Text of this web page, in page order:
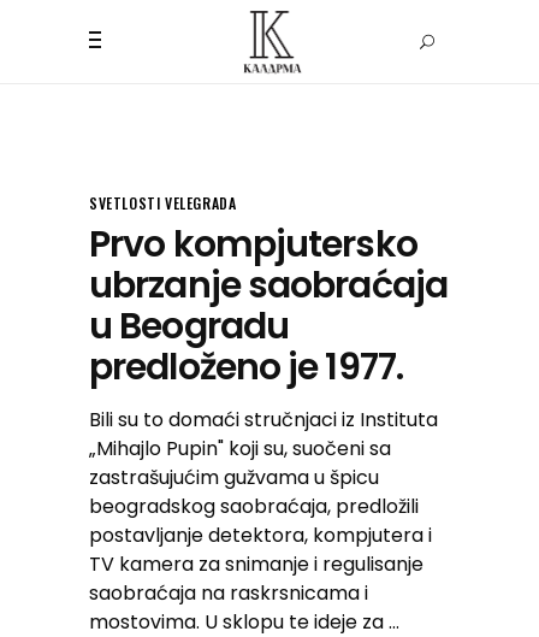
SVETLOSTI VELEGRADA
Prvo kompjutersko
ubrzanje saobraćaja
u Beogradu
predloženo je 1977.
Bili su to domaći stručnjaci iz Instituta
„Mihajlo Pupin" koji su, suočeni sa
zastrašujućim gužvama u špicu
beogradskog saobraćaja, predložili
postavljanje detektora, kompjutera i
TV kamera za snimanje i regulisanje
saobraćaja na raskrsnicama i
mostovima. U sklopu te ideje za